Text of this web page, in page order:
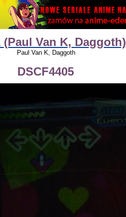
(Paul Van K, Daggoth)
Paul Van K, Daggoth
DSCF4405